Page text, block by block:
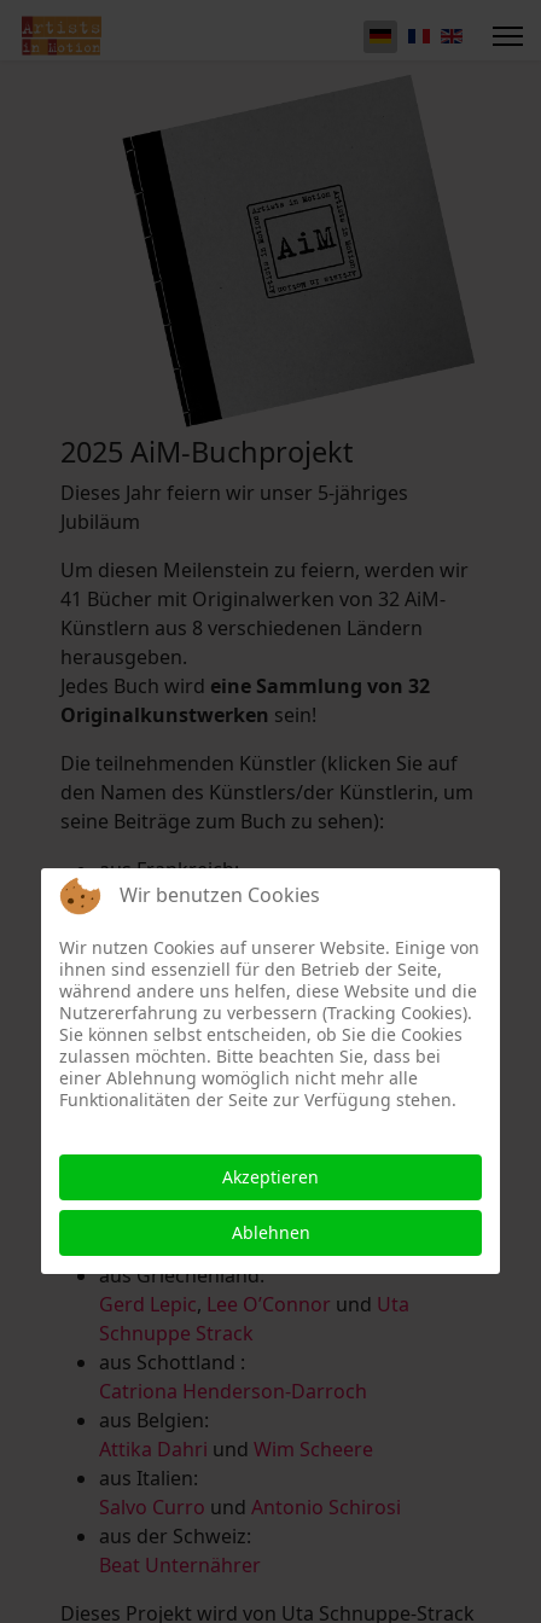
2025 AiM-Buchprojekt
Dieses Jahr feiern wir unser 5-jähriges
Jubiläum
Um diesen Meilenstein zu feiern, werden wir
41 Bücher mit Originalwerken von 32 AiM-
Künstlern aus 8 verschiedenen Ländern
herausgeben.
Jedes Buch wird eine Sammlung von 32
Originalkunstwerken sein!
Die teilnehmenden Künstler (klicken Sie auf
den Namen des Künstlers/der Künstlerin, um
seine Beiträge zum Buch zu sehen):
aus Frankreich:
Hélène Argo,Didier Bonnot
Eric Schaftlein.
aus den Niederlanden:
Dorrety Brookhuis,Natalia Dik,Elise
EekhoutundHenny Schaapman
aus Deutschland:
Salomé Herbst,Andrea Jungnitsch,
Lanzl,Heidrun MalComes,Christa Mayer-
Guntram Prochaska
Schaub,Vera Schaub,Birgit Schweimler &
Serge DevadderundRolf Thärichen
aus Griechenland:
Gerd Lepic, Lee O’Connor und Uta
Schnuppe Strack
aus Schottland :
Catriona Henderson-Darroch
aus Belgien:
Attika Dahri und Wim Scheere
aus Italien:
Salvo Curro und Antonio Schirosi
aus der Schweiz:
Beat Unternährer
Dieses Projekt wird von Uta Schnuppe-Strack
Wir benutzen Cookies
Wir nutzen Cookies auf unserer Website. Einige von
ihnen sind essenziell für den Betrieb der Seite,
während andere uns helfen, diese Website und die
Nutzererfahrung zu verbessern (Tracking Cookies).
Sie können selbst entscheiden, ob Sie die Cookies
zulassen möchten. Bitte beachten Sie, dass bei
einer Ablehnung womöglich nicht mehr alle
Funktionalitäten der Seite zur Verfügung stehen.
Akzeptieren
Ablehnen